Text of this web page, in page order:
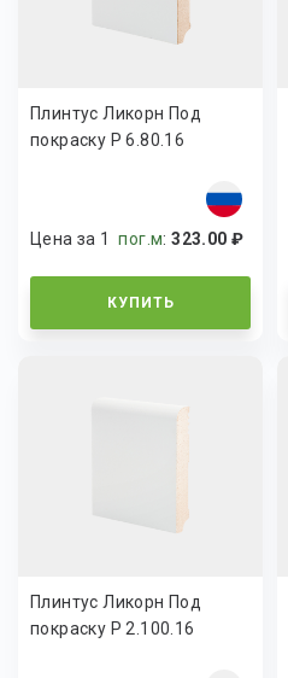
Плинтус Ликорн Под
покраску Р 6.80.16
Цена за 1пог.м:323.00 ₽
КУПИТЬ
Плинтус Ликорн Под
покраску Р 2.100.16